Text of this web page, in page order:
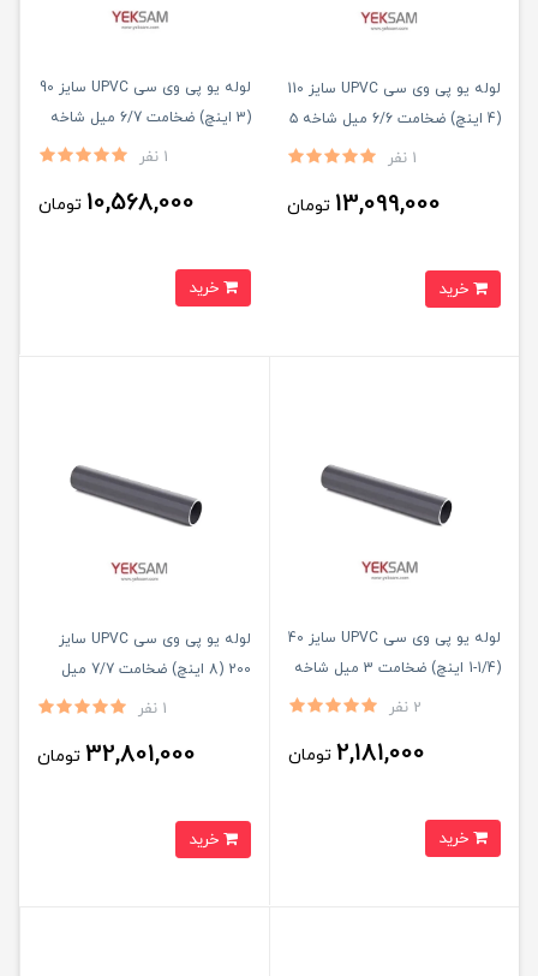
لوله یو پی وی سی UPVC سایز 110
(4 اینچ) ضخامت 6/6 میل شاخه ۵
1 نفر
13,099,000 تومان
لوله یو پی وی سی UPVC سایز 90
(3 اینچ) ضخامت 6/7 میل شاخه
1 نفر
10,568,000 تومان
لوله یو پی وی سی UPVC سایز 40
(1/4-1 اینچ) ضخامت 3 میل شاخه
2 نفر
2,181,000 تومان
لوله یو پی وی سی UPVC سایز
200 (8 اینچ) ضخامت 7/7 میل
1 نفر
32,801,000 تومان